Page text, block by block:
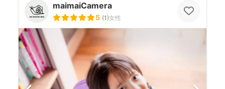
maimaiCamera
5 (1)女性